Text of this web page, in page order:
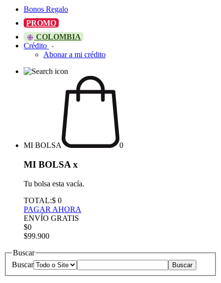
Bonos Regalo
PROMO
COLOMBIA
Crédito
Abonar a mi crédito
MI BOLSA 0
MI BOLSA x
Tu bolsa esta vacía.
TOTAL:$ 0
PAGAR AHORA
ENVÍO GRATIS
$0
$99.900
Buscar
Buscar